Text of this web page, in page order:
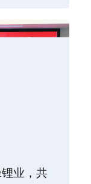
业，共